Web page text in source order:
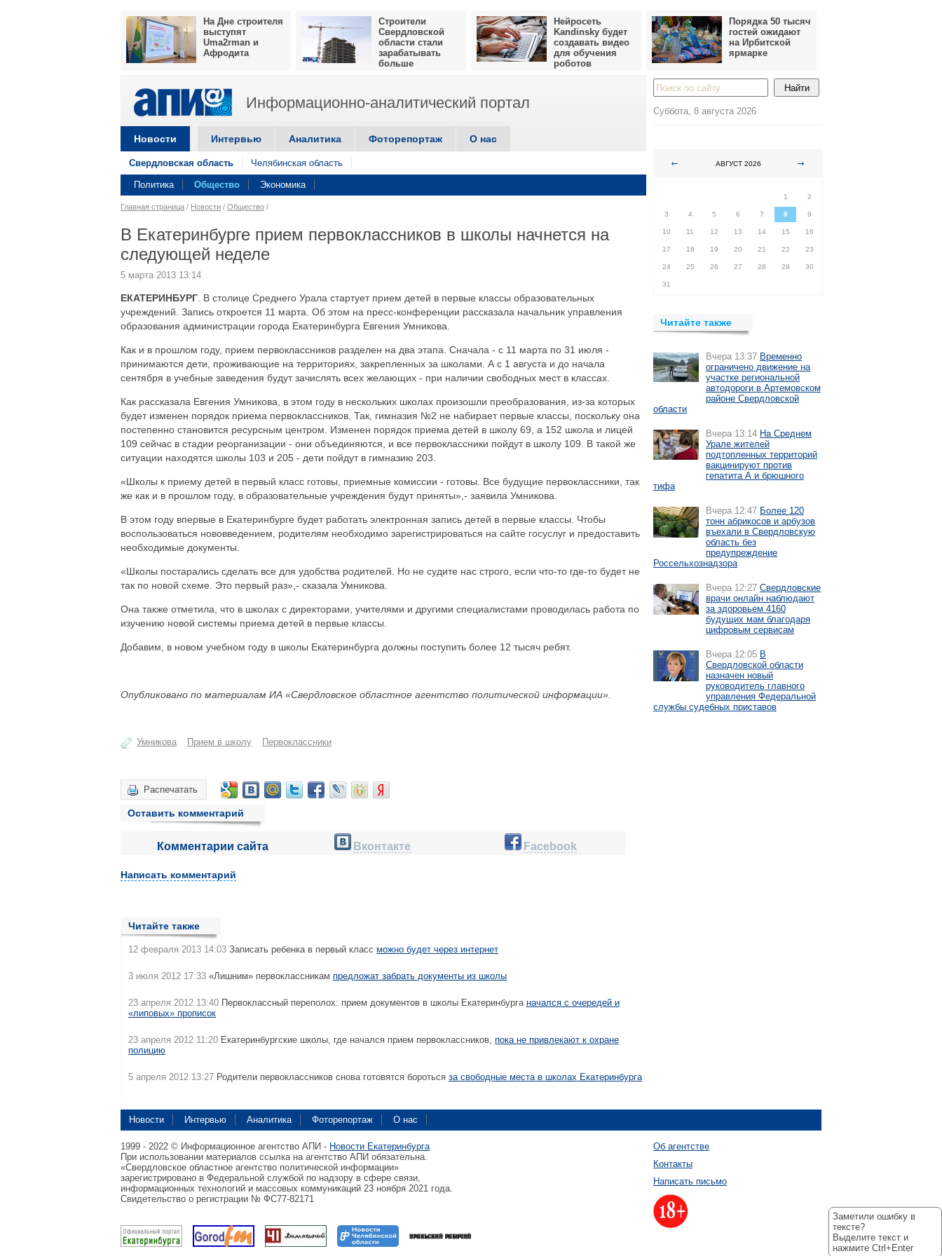
На Дне строителя
выступят
Uma2rman и
Афродита
Строители
Свердловской
области стали
зарабатывать
больше
Нейросеть
Kandinsky будет
создавать видео
для обучения
роботов
Порядка 50 тысяч
гостей ожидают
на Ирбитской
ярмарке
Информационно-аналитический портал
Новости Интервью Аналитика Фоторепортаж О нас
Свердловская область Челябинская область
Политика Общество Экономика
Главная страница / Новости / Общество /
В Екатеринбурге прием первоклассников в школы начнется на
следующей неделе
5 марта 2013 13:14
ЕКАТЕРИНБУРГ . В столице Среднего Урала стартует прием детей в первые классы образовательных
учреждений. Запись откроется 11 марта. Об этом на пресс-конференции рассказала начальник управления
образования администрации города Екатеринбурга Евгения Умникова.
Как и в прошлом году, прием первоклассников разделен на два этапа. Сначала - с 11 марта по 31 июля -
принимаются дети, проживающие на территориях, закрепленных за школами. А с 1 августа и до начала
сентября в учебные заведения будут зачислять всех желающих - при наличии свободных мест в классах.
Как рассказала Евгения Умникова, в этом году в нескольких школах произошли преобразования, из-за которых
будет изменен порядок приема первоклассников. Так, гимназия №2 не набирает первые классы, поскольку она
постепенно становится ресурсным центром. Изменен порядок приема детей в школу 69, а 152 школа и лицей
109 сейчас в стадии реорганизации - они объединяются, и все первоклассники пойдут в школу 109. В такой же
ситуации находятся школы 103 и 205 - дети пойдут в гимназию 203.
«Школы к приему детей в первый класс готовы, приемные комиссии - готовы. Все будущие первоклассники, так
же как и в прошлом году, в образовательные учреждения будут приняты»,- заявила Умникова.
В этом году впервые в Екатеринбурге будет работать электронная запись детей в первые классы. Чтобы
воспользоваться нововведением, родителям необходимо зарегистрироваться на сайте госуслуг и предоставить
необходимые документы.
«Школы постарались сделать все для удобства родителей. Но не судите нас строго, если что-то где-то будет не
так по новой схеме. Это первый раз»,- сказала Умникова.
Она также отметила, что в школах с директорами, учителями и другими специалистами проводилась работа по
изучению новой системы приема детей в первые классы.
Добавим, в новом учебном году в школы Екатеринбурга должны поступить более 12 тысяч ребят.
Опубликовано по материалам ИА «Свердловское областное агентство политической информации».
Умникова Прием в школу Первоклассники
Распечатать
Оставить комментарий
Комментарии сайта Вконтакте Facebook
Написать комментарий
Читайте также
12 февраля 2013 14:03 Записать ребенка в первый класс можно будет через интернет
3 июля 2012 17:33 «Лишним» первоклассникам предложат забрать документы из школы
23 апреля 2012 13:40 Первоклассный переполох: прием документов в школы Екатеринбурга начался с очередей и
«липовых» прописок
23 апреля 2012 11:20 Екатеринбургские школы, где начался прием первоклассников, пока не привлекают к охране
полицию
5 апреля 2012 13:27 Родители первоклассников снова готовятся бороться за свободные места в школах Екатеринбурга
Суббота, 8 августа 2026
АВГУСТ 2026
1
2
3 4 5 6 7 8 9
10 11 12 13 14 15 16
17 18 19 20 21 22 23
24 25 26 27 28 29 30
31
Читайте также
Вчера 13:37 Временно
ограничено движение на
участке региональной
автодороги в Артемовском
районе Свердловской
области
Вчера 13:14 На Среднем
Урале жителей
подтопленных территорий
вакцинируют против
гепатита А и брюшного
тифа
Вчера 12:47 Более 120
тонн абрикосов и арбузов
въехали в Свердловскую
область без
предупреждение
Россельхознадзора
Вчера 12:27 Свердловские
врачи онлайн наблюдают
за здоровьем 4160
будущих мам благодаря
цифровым сервисам
Вчера 12:05 В
Свердловской области
назначен новый
руководитель главного
управления Федеральной
службы судебных приставов
Новости Интервью Аналитика Фоторепортаж О нас
1999 - 2022 © Информационное агентство АПИ - Новости Екатеринбурга
При использовании материалов ссылка на агентство АПИ обязательна.
«Свердловское областное агентство политической информации»
зарегистрировано в Федеральной службой по надзору в сфере связи,
информационных технологий и массовых коммуникаций 23 ноября 2021 года.
Свидетельство о регистрации № ФС77-82171
Об агентстве
Контакты
Написать письмо
Заметили ошибку в
тексте?
Выделите текст и
нажмите Ctrl+Enter